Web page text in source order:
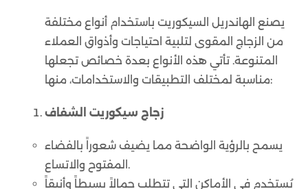
يصنع الهاندريل السيكوريت باستخدام أنواع مختلفة
من الزجاج المقوى لتلبية احتياجات وأذواق العملاء
المتنوعة. تأتي هذه الأنواع بعدة خصائص تجعلها
مناسبة لمختلف التطبيقات والاستخدامات، منها:
زجاج سيكوريت الشفاف
يسمح بالرؤية الواضحة مما يضيف شعوراً بالفضاء
المفتوح والاتساع.
يُستخدم في الأماكن التي تتطلب جمالاً بسيطاً وأنيقاً